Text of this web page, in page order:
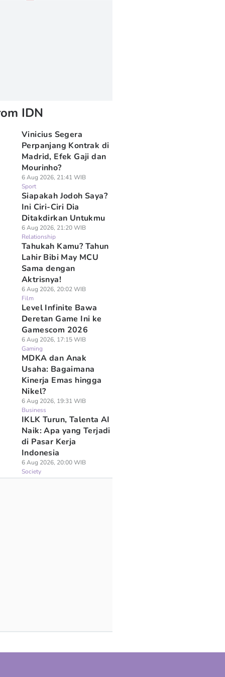
IDN
Vinicius Segera
Perpanjang Kontrak di
Madrid, Efek Gaji dan
Mourinho?
6 Aug 2026, 21:41 WIB
Sport
Siapakah Jodoh Saya?
Ini Ciri-Ciri Dia
Ditakdirkan Untukmu
6 Aug 2026, 21:20 WIB
Relationship
Tahukah Kamu? Tahun
Lahir Bibi May MCU
Sama dengan
Aktrisnya!
6 Aug 2026, 20:02 WIB
Film
Level Infinite Bawa
Deretan Game Ini ke
Gamescom 2026
6 Aug 2026, 17:15 WIB
Gaming
MDKA dan Anak
Usaha: Bagaimana
Kinerja Emas hingga
Nikel?
6 Aug 2026, 19:31 WIB
Business
IKLK Turun, Talenta AI
Naik: Apa yang Terjadi
di Pasar Kerja
Indonesia
6 Aug 2026, 20:00 WIB
Society